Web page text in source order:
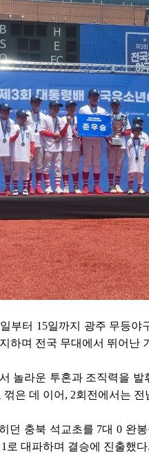
부터 15일까지 광주 무등야
하며 전국 무대에서 뛰어난
놀라운 투혼과 조직력을 발
은 데 이어, 2회전에서는
던 충북 석교초를 7대 0 완
로 대파하며 결승에 진출했다.